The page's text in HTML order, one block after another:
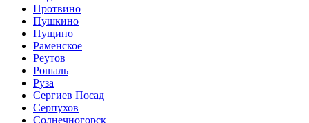
Протвино
Пушкино
Пущино
Раменское
Реутов
Рошаль
Руза
Сергиев Посад
Серпухов
Солнечногорск